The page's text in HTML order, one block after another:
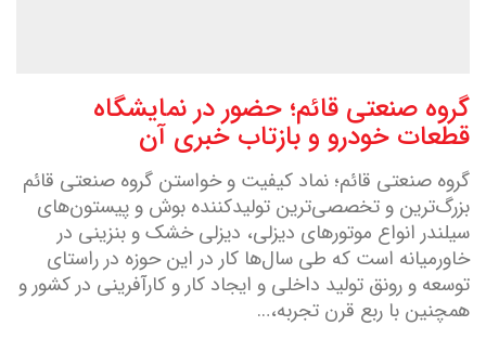
گروه صنعتی قائم؛ حضور در نمایشگاه
قطعات خودرو و بازتاب خبری آن
گروه صنعتی قائم؛ نماد کیفیت و خواستن گروه صنعتی قائم
بزرگ‌ترین و تخصصی‌ترین تولیدکننده بوش و پیستون‌های
سیلندر انواع موتورهای دیزلی، دیزلی خشک و بنزینی در
خاورمیانه است که طی سال‌ها کار در این حوزه در راستای
توسعه و رونق تولید داخلی و ایجاد کار و کارآفرینی در کشور و
همچنین با ربع قرن تجربه،…